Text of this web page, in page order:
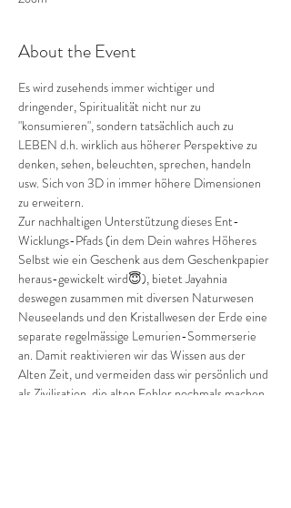
About the Event
Es wird zusehends immer wichtiger und
dringender, Spiritualität nicht nur zu
"konsumieren", sondern tatsächlich auch zu
LEBEN d.h. wirklich aus höherer Perspektive zu
denken, sehen, beleuchten, sprechen, handeln
usw. Sich von 3D in immer höhere Dimensionen
zu erweitern.
Zur nachhaltigen Unterstützung dieses Ent-
Wicklungs-Pfads (in dem Dein wahres Höheres
Selbst wie ein Geschenk aus dem Geschenkpapier
heraus-gewickelt wird😇), bietet Jayahnia
deswegen zusammen mit diversen Naturwesen
Neuseelands und den Kristallwesen der Erde eine
separate regelmässige Lemurien-Sommerserie
an. Damit reaktivieren wir das Wissen aus der
Alten Zeit, und vermeiden dass wir persönlich und
als Zivilisation, die alten Fehler nochmals machen.